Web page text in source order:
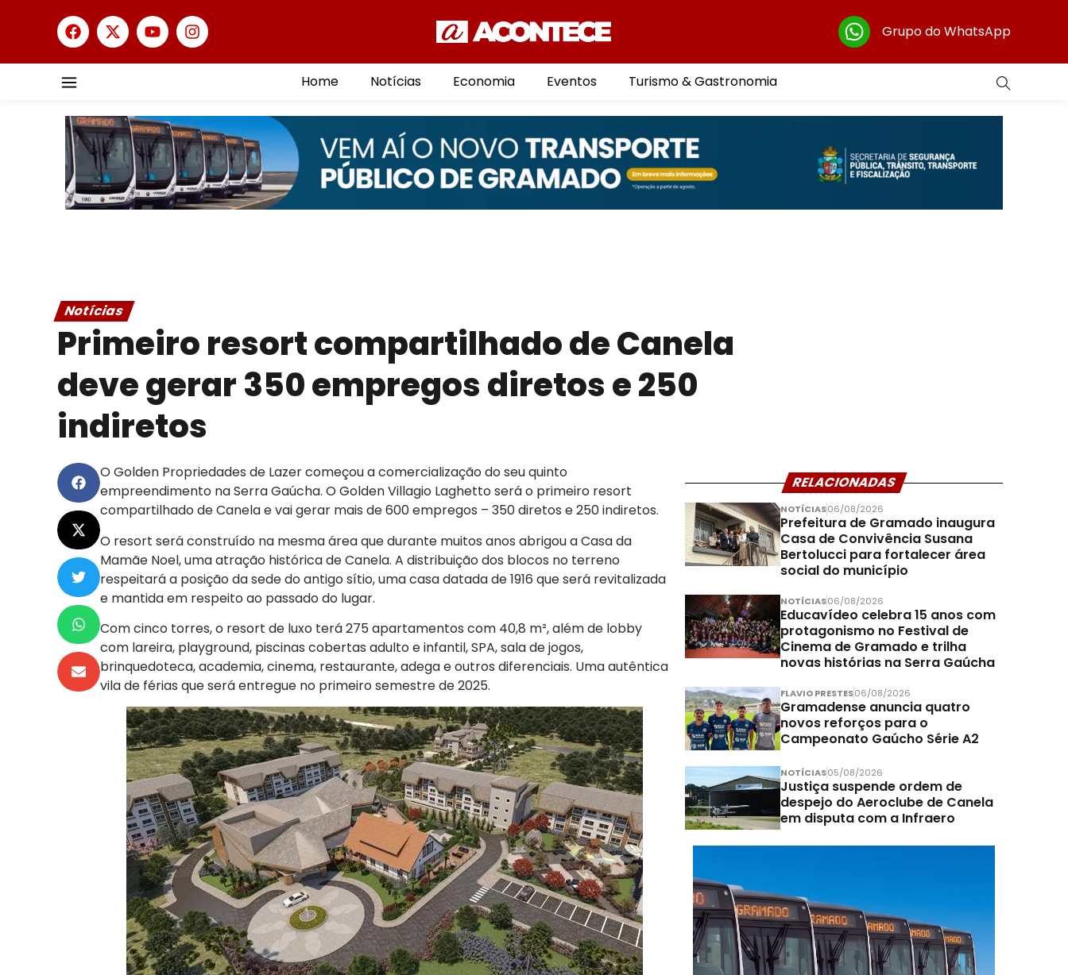
Grupo do WhatsApp
Home Notícias Economia Eventos Turismo & Gastronomia
Notícias
Primeiro resort compartilhado de Canela
deve gerar 350 empregos diretos e 250
indiretos
O Golden Propriedades de Lazer começou a comercialização do seu quinto
empreendimento na Serra Gaúcha. O Golden Villagio Laghetto será o primeiro resort
compartilhado de Canela e vai gerar mais de 600 empregos – 350 diretos e 250 indiretos.
O resort será construído na mesma área que durante muitos anos abrigou a Casa da
Mamãe Noel, uma atração histórica de Canela. A distribuição dos blocos no terreno
respeitará a posição da sede do antigo sítio, uma casa datada de 1916 que será revitalizada
e mantida em respeito ao passado do lugar.
Com cinco torres, o resort de luxo terá 275 apartamentos com 40,8 m², além de lobby
com lareira, playground, piscinas cobertas adulto e infantil, SPA, sala de jogos,
brinquedoteca, academia, cinema, restaurante, adega e outros diferenciais. Uma autêntica
vila de férias que será entregue no primeiro semestre de 2025.
RELACIONADAS
NOTÍCIAS06/08/2026
Prefeitura de Gramado inaugura
Casa de Convivência Susana
Bertolucci para fortalecer área
social do município
NOTÍCIAS06/08/2026
Educavídeo celebra 15 anos com
protagonismo no Festival de
Cinema de Gramado e trilha
novas histórias na Serra Gaúcha
FLAVIO PRESTES06/08/2026
Gramadense anuncia quatro
novos reforços para o
Campeonato Gaúcho Série A2
NOTÍCIAS05/08/2026
Justiça suspende ordem de
despejo do Aeroclube de Canela
em disputa com a Infraero